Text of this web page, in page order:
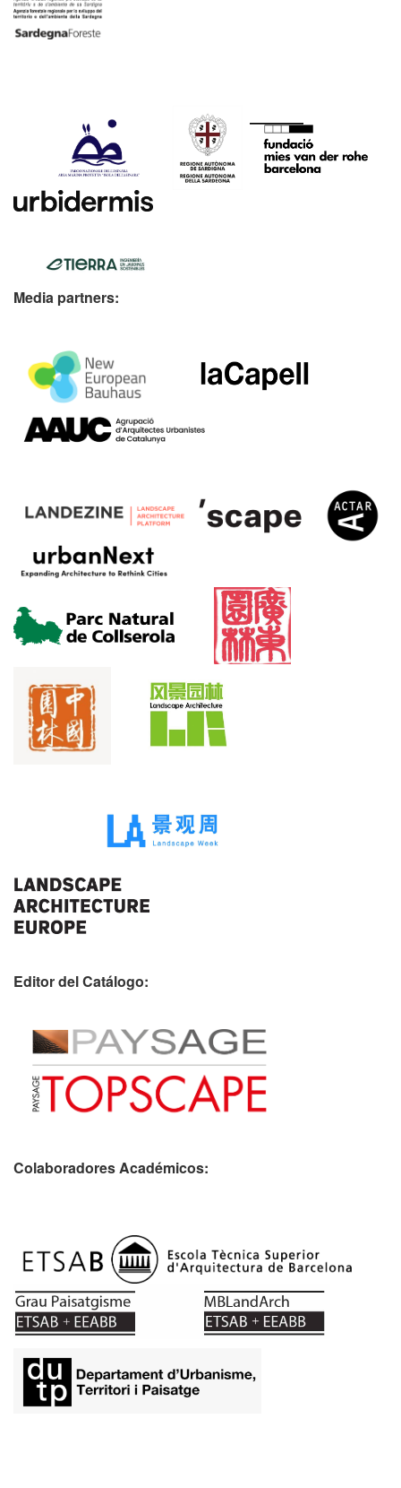
Media partners:
Editor del Catálogo:
Colaboradores Académicos: